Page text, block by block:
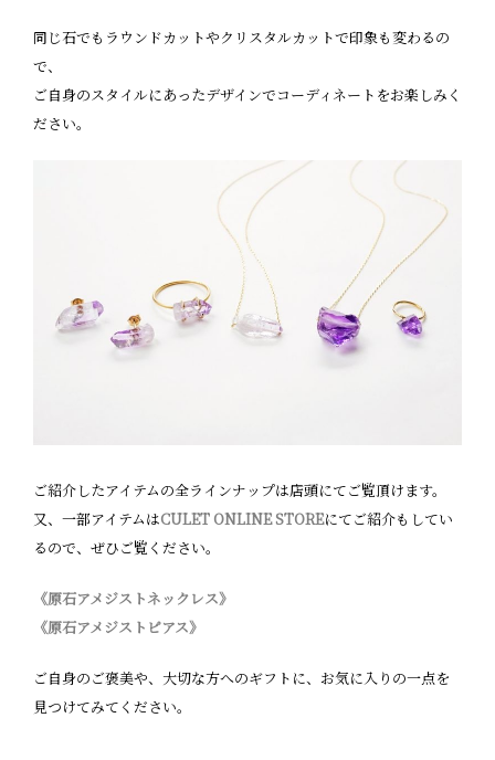
同じ石でもラウンドカットやクリスタルカットで印象も変わるの
で、
ご自身のスタイルにあったデザインでコーディネートをお楽しみく
ださい。
ご紹介したアイテムの全ラインナップは店頭にてご覧頂けます。
又、一部アイテムはCULET ONLINE STOREにてご紹介もしてい
るので、ぜひご覧ください。
《原石アメジストネックレス》
《原石アメジストピアス》
ご自身のご褒美や、大切な方へのギフトに、お気に入りの一点を
見つけてみてください。